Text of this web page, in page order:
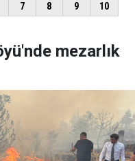
mezarlık